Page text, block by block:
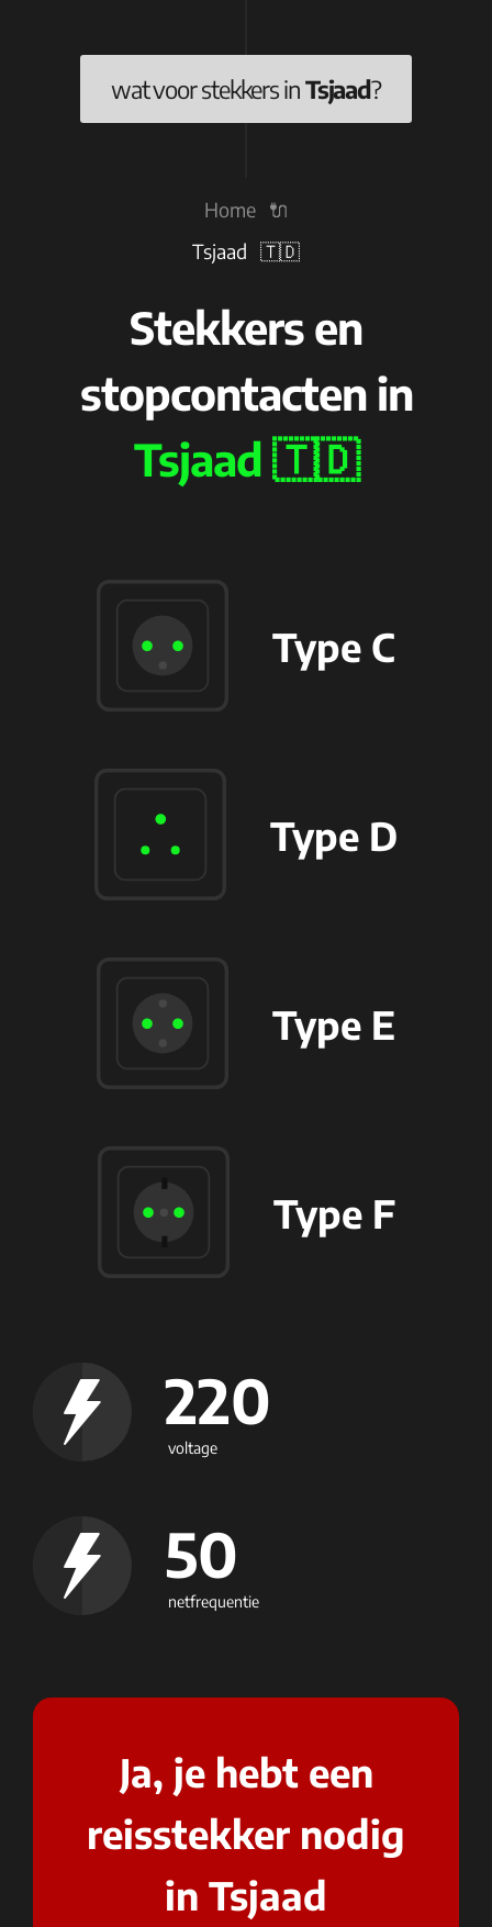
wat voor stekkers inTsjaad?
Home 🔌
Tsjaad 🇹🇩
Stekkers en
stopcontacten in
Tsjaad 🇹🇩
220
voltage
50
netfrequentie
Type C
Type D
Type E
Type F
Ja, je hebt een
reisstekker nodig
in Tsjaad